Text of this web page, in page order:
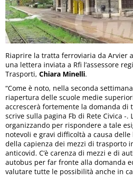
Riaprire la tratta ferroviaria da Arvier
una lettera inviata a Rfi l’assessore
Trasporti,Chiara Minelli.
“Come è noto, nella seconda
riapertura delle scuole medie
accrescerà fortemente la domanda di
scrive sulla pagina Fb di Rete Civica -.
organizzando per rispondere a tale
notevoli e gravi difficoltà a causa
della capienza dei mezzi di trasporto
anticovid. C’è carenza di mezzi e di
autobus per far fronte alla domanda
valutare tutte le possibilità anche in